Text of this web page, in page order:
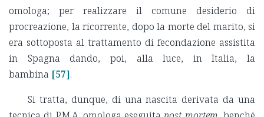
omologa; per realizzare il comune desiderio di
procreazione, la ricorrente, dopo la morte del marito, si
era sottoposta al trattamento di fecondazione assistita
in Spagna dando, poi, alla luce, in Italia, la
bambina [57].
Si tratta, dunque, di una nascita derivata da una